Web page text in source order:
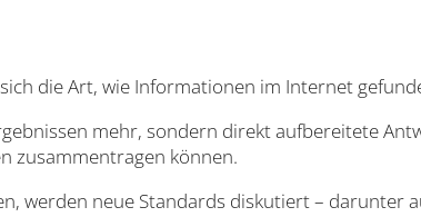
die Art, wie Informationen im Internet
mehr, sondern direkt aufbereitete
zusammentragen können.
werden neue Standards diskutiert – darunter